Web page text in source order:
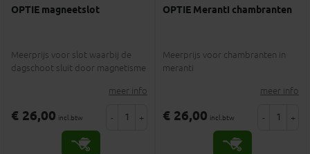
OPTIE magneetslot
Meerprijs voor slot waarbij de
dagschoot sluit door magnetisme
meer info
€ 26,00 incl.btw - +
OPTIE Meranti chambranten
Meerprijs voor chambranten in
meranti
meer info
€ 26,00 incl.btw - +